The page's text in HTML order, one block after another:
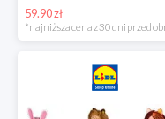
59.90 zł